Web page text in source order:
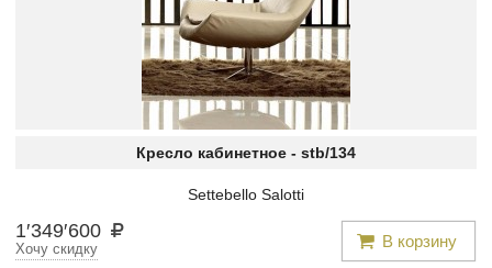
Кресло кабинетное - stb/134
Settebello Salotti
1′349′600 В корзину
Хочу скидку